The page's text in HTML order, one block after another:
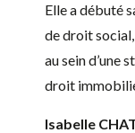
Elle a débuté
de droit
au sein d’une
droit
Isabelle